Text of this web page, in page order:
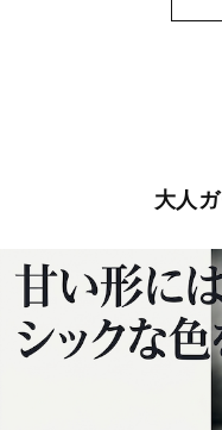
大人